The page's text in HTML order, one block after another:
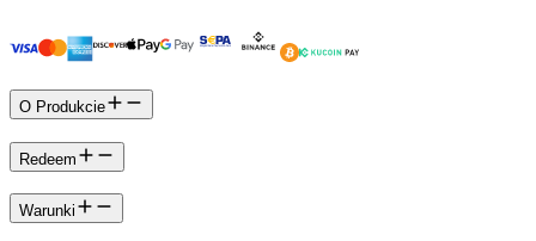
O Produkcie
Redeem
Warunki